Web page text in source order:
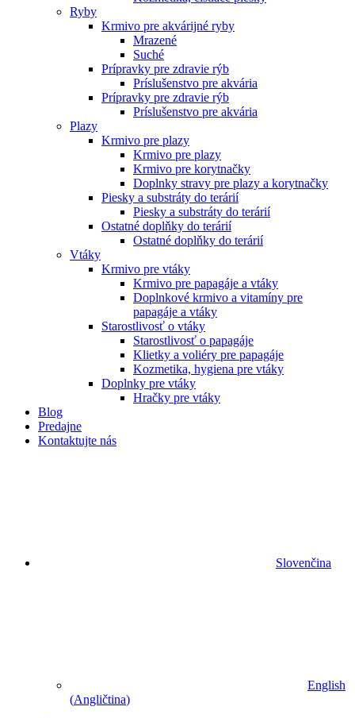
Ryby
Krmivo pre akvárijné ryby
Mrazené
Suché
Prípravky pre zdravie rýb
Príslušenstvo pre akvária
Prípravky pre zdravie rýb
Príslušenstvo pre akvária
Plazy
Krmivo pre plazy
Krmivo pre plazy
Krmivo pre korytnačky
Doplnky stravy pre plazy a korytnačky
Piesky a substráty do terárií
Piesky a substráty do terárií
Ostatné doplňky do terárií
Ostatné doplňky do terárií
Vtáky
Krmivo pre vtáky
Krmivo pre papagáje a vtáky
Doplnkové krmivo a vitamíny pre
papagáje a vtáky
Starostlivosť o vtáky
Starostlivosť o papagáje
Klietky a voliéry pre papagáje
Kozmetika, hygiena pre vtáky
Doplnky pre vtáky
Hračky pre vtáky
Blog
Predajne
Kontaktujte nás
Slovenčina
English
(Angličtina)